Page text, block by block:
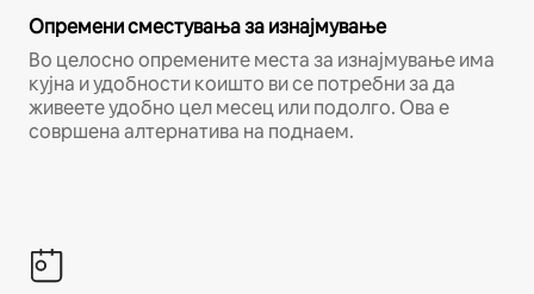
Опремени сместувања за изнајмување
Во целосно опремените места за изнајмување има
кујна и удобности коишто ви се потребни за да
живеете удобно цел месец или подолго. Ова е
совршена алтернатива на поднаем.